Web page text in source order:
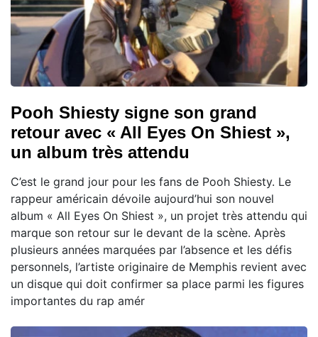
Pooh Shiesty signe son grand
retour avec « All Eyes On Shiest »,
un album très attendu
C’est le grand jour pour les fans de Pooh Shiesty. Le
rappeur américain dévoile aujourd’hui son nouvel
album « All Eyes On Shiest », un projet très attendu qui
marque son retour sur le devant de la scène. Après
plusieurs années marquées par l’absence et les défis
personnels, l’artiste originaire de Memphis revient avec
un disque qui doit confirmer sa place parmi les figures
importantes du rap amér